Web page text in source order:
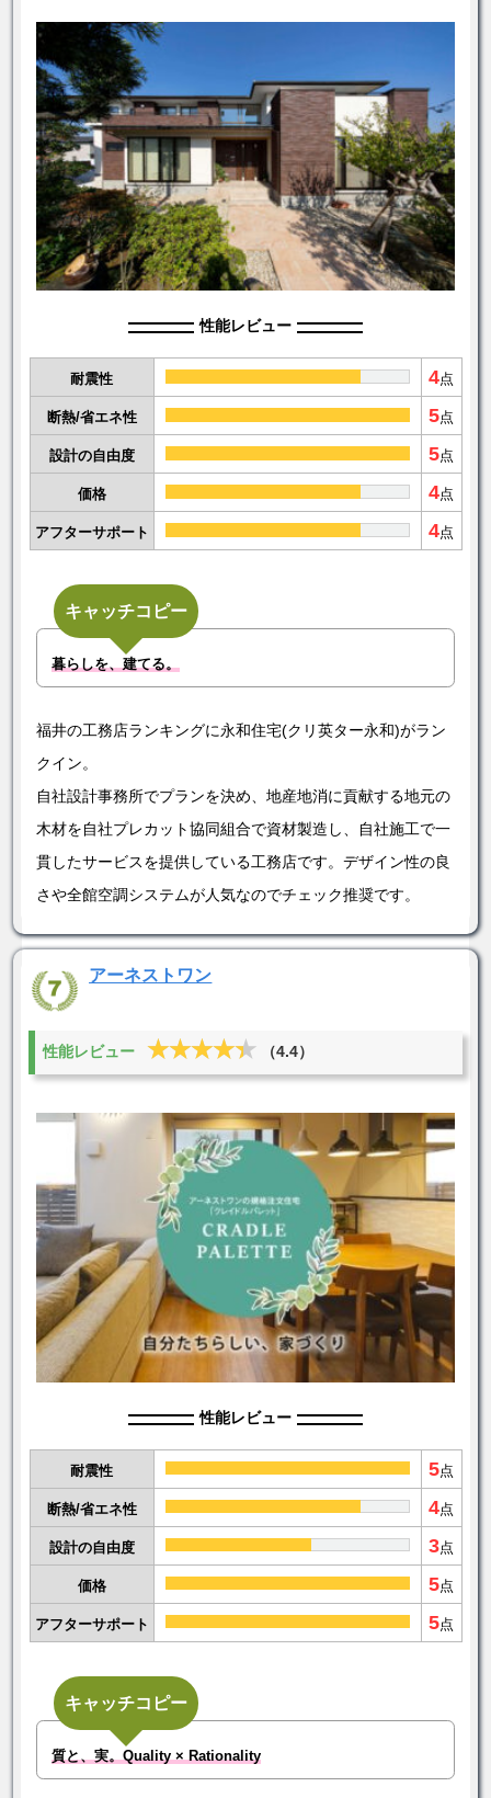
性能レビュー
耐震性 4点
断熱/省エネ性 5点
設計の自由度 5点
価格 4点
アフターサポート 4点
キャッチコピー
暮らしを、建てる。
福井の工務店ランキングに永和住宅(クリ英ター永和)がラン
クイン。
自社設計事務所でプランを決め、地産地消に貢献する地元の
木材を自社プレカット協同組合で資材製造し、自社施工で一
貫したサービスを提供している工務店です。デザイン性の良
さや全館空調システムが人気なのでチェック推奨です。
アーネストワン
性能レビュー ★★★★★
★★★★★ （4.4）
性能レビュー
耐震性 5点
断熱/省エネ性 4点
設計の自由度 3点
価格 5点
アフターサポート 5点
キャッチコピー
質と、実。Quality × Rationality